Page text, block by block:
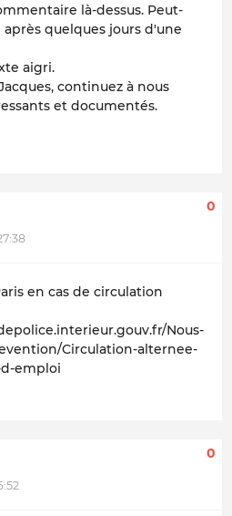
là-dessus. Peut-
quelques jours d'une
aigri.
continuez à nous
et documentés.
0
en cas de circulation
Nous-
Circulation-alternee-
d-emploi
0